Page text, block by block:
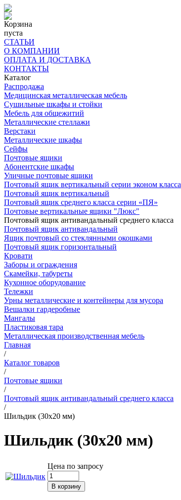
Корзина
пуста
СТАТЬИ
О КОМПАНИИ
ОПЛАТА И ДОСТАВКА
КОНТАКТЫ
Каталог
Распродажа
Медицинская металлическая мебель
Сушильные шкафы и стойки
Мебель для общежитий
Металлические стеллажи
Верстаки
Металлические шкафы
Сейфы
Почтовые ящики
Абонентские шкафы
Уличные почтовые ящики
Почтовый ящик вертикальный серии эконом класса
Почтовый ящик вертикальный
Почтовый ящик среднего класса серии «ПЯ»
Почтовые вертикальные ящики "Люкс"
Почтовый ящик антивандальный среднего класса
Почтовый ящик антивандальный
Ящик почтовый со стеклянными окошками
Почтовый ящик горизонтальный
Кровати
Заборы и ограждения
Скамейки, табуреты
Кухонное оборудование
Тележки
Урны металлические и контейнеры для мусора
Вешалки гардеробные
Мангалы
Пластиковая тара
Металлическая производственная мебель
Главная
/
Каталог товаров
/
Почтовые ящики
/
Почтовый ящик антивандальный среднего класса
/
Шильдик (30x20 мм)
Шильдик (30x20 мм)
Цена по запросу